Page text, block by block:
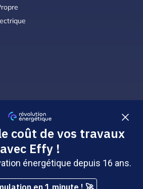
Énergétique - Tous droits réservés |